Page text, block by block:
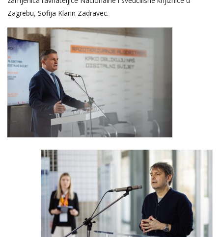
Zagrebu, Sofija Klarin Zadravec.